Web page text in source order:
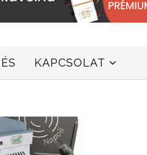
KAPCSOLAT